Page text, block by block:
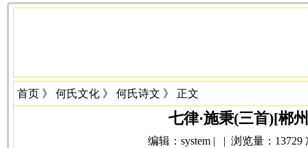
首页 》 何氏文化 》 何氏诗文 》 正文
七律·施秉(三首)[郴
编辑：system | | 浏览量：13729